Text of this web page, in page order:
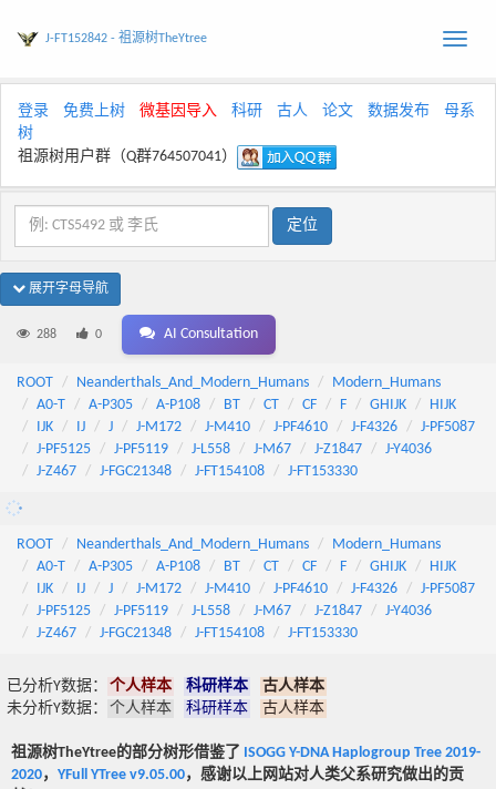
Toggle
J-FT152842 - 祖源树TheYtree
登录 免费上树 微基因导入 科研 古人 论文 数据发布
母系
树
祖源树用户群（Q群764507041）
展开字母导航
288 0 AI Consultation
ROOT Neanderthals_And_Modern_Humans
Modern_Humans
A0-T
A-P305 A-P108 BT CT CF F GHIJK
HIJK
IJK
IJ J J-M172 J-M410 J-PF4610 J-F4326
J-PF5087
J-PF5125
J-PF5119 J-L558 J-M67 J-Z1847
J-Y4036
J-Z467
J-FGC21348 J-FT154108 J-FT153330
ROOT Neanderthals_And_Modern_Humans
Modern_Humans
A0-T
A-P305 A-P108 BT CT CF F GHIJK
HIJK
IJK
IJ J J-M172 J-M410 J-PF4610 J-F4326
J-PF5087
J-PF5125
J-PF5119 J-L558 J-M67 J-Z1847
J-Y4036
J-Z467
J-FGC21348 J-FT154108 J-FT153330
已分析Y数据： 个人样本 科研样本
古人样本
未分析Y数据：
个人样本 科研样本 古人样本
祖源树TheYtree的部分树形借鉴了 ISOGG Y-DNA Haplogroup Tree 2019-
2020， YFull YTree v9.05.00，感谢以上网站对人类父系研究做出的贡